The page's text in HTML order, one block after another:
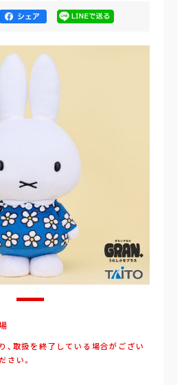
取扱を終了している場合がござい
さい。